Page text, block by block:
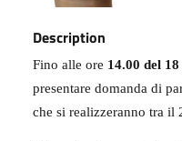
Description
Fino alle ore 14.00 del
presentare domanda di
che si realizzeranno tra il